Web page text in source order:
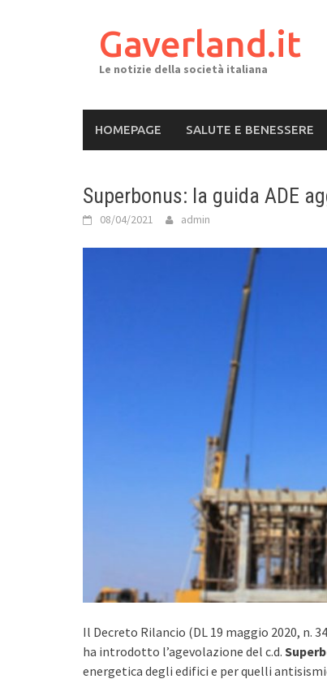
Gaverland.it
Le notizie della società italiana
HOMEPAGE SALUTE E BENESSERE
Superbonus: la guida ADE
08/04/2021 admin
Il Decreto Rilancio (DL 19 maggio 2020, n.
ha introdotto l’agevolazione del c.d.
energetica degli edifici e per quelli